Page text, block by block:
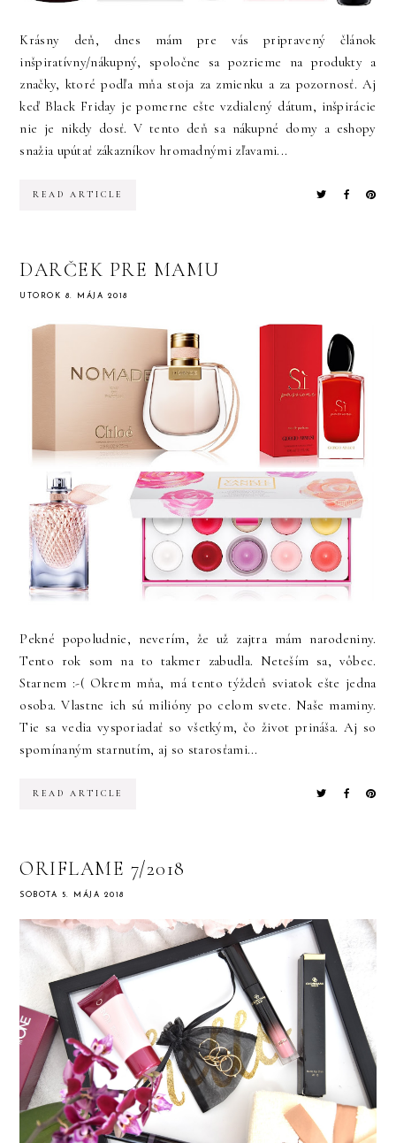
Krásny deň, dnes mám pre vás pripravený článok
inšpiratívny/nákupný, spoločne sa pozrieme na produkty a
značky, ktoré podľa mňa stoja za zmienku a za pozornosť. Aj
keď Black Friday je pomerne ešte vzdialený dátum, inšpirácie
nie je nikdy dosť. V tento deň sa nákupné domy a eshopy
snažia upútať zákazníkov hromadnými zľavami...
READ ARTICLE
DARČEK PRE MAMU
UTOROK 8. MÁJA 2018
Pekné popoludnie, neverím, že už zajtra mám narodeniny.
Tento rok som na to takmer zabudla. Neteším sa, vôbec.
Starnem :-( Okrem mňa, má tento týždeň sviatok ešte jedna
osoba. Vlastne ich sú milióny po celom svete. Naše maminy.
Tie sa vedia vysporiadať so všetkým, čo život prináša. Aj so
spomínaným starnutím, aj so starosťami...
READ ARTICLE
ORIFLAME 7/2018
SOBOTA 5. MÁJA 2018